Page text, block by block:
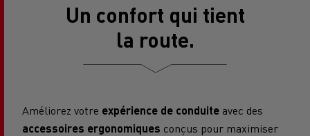
Un confort qui tient
la route.
Améliorez votre expérience de conduite avec des
accessoires ergonomiques conçus pour maximiser